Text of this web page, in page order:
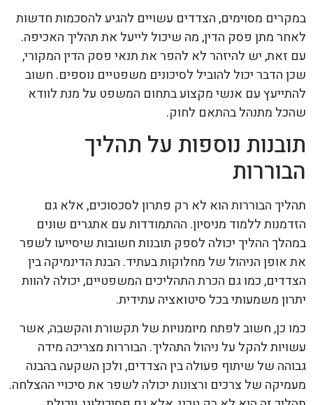
במקרים מסוימים, הצדדים עשויים להגיע להסכמות חדשות
לאחר מתן פסק הדין, מה שיכול לייעל את תהליך האכיפה.
עם זאת, יש להיזהר לא להפר את תנאי פסק הדין המקורי,
שכן הדבר יכול להוביל לסיכונים משפטיים נוספים. חשוב
להתייעץ עם אנשי מקצוע בתחום המשפט על מנת לוודא
שהכל מתנהל בהתאם לחוק.
תובנות נוספות על תהליך
הבוררות
תהליך הבוררות הוא לא רק פתרון לסכסוכים, אלא גם
הזדמנות ללמוד מניסיון. ההתמודדות עם אתגרים שונים
במהלך ההליך יכולה לספק תובנות חשובות שיסייעו לשפר
את אופן הניהול של מחלוקות בעתיד. הבנת הדינמיקה בין
הצדדים, כמו גם הכרת התהליכים המשפטיים, יכולה להוות
יתרון משמעותי בכל סיטואציה עתידית.
כמו כן, חשוב לפתח מיומנויות של תקשורת והקשבה, אשר
עשויות להקל על ניהול התהליך. הבוררות מצריכה מידה
גבוהה של שיתוף פעולה בין הצדדים, ולכן השקעה בהבנה
מעמיקה של צרכים ורצונות יכולה לשפר את סיכויי ההצלחה.